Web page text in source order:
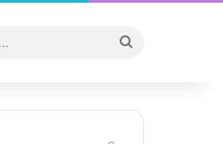
...